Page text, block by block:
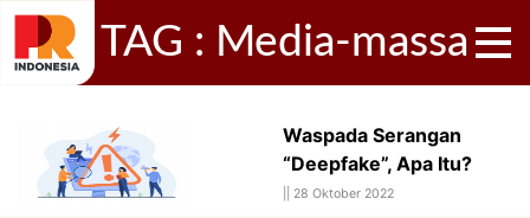
TAG : Media-massa
Waspada Serangan
“Deepfake”, Apa Itu?
28 Oktober 2022